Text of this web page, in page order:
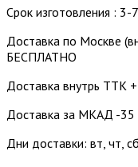
Срок изготовления : 3-
Доставка по Москве
БЕСПЛАТНО
Доставка внутрь ТТК
Доставка за МКАД -35
Дни доставки: вт, чт,